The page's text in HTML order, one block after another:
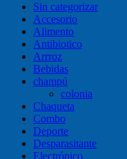
Sin categorizar
Accesorio
Alimento
Antibiotico
Arrroz
Bebidas
champú
colonia
Chaqueta
Combo
Deporte
Desparasitante
Electrónico